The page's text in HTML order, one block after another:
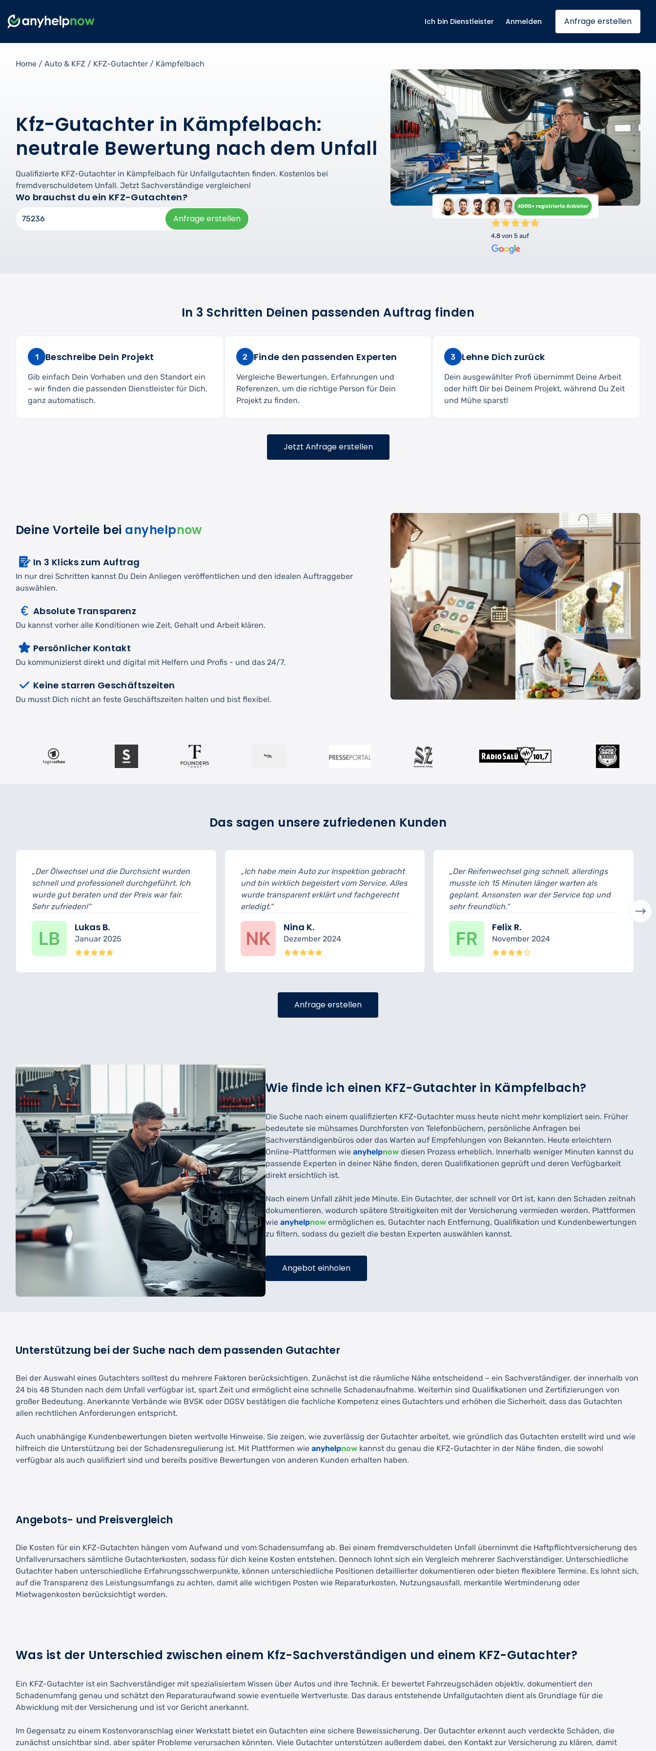
Ich bin Dienstleister Anmelden Anfrage erstellen
Home / Auto & KFZ / KFZ-Gutachter / Kämpfelbach
Kfz-Gutachter in Kämpfelbach:
neutrale Bewertung nach dem Unfall
Qualifizierte KFZ-Gutachter in Kämpfelbach für Unfallgutachten finden. Kostenlos bei
fremdverschuldetem Unfall. Jetzt Sachverständige vergleichen!
Wo brauchst du ein KFZ-Gutachten?
Anfrage erstellen
4,8 von 5 auf
In 3 Schritten Deinen passenden Auftrag finden
1 Beschreibe Dein Projekt
Gib einfach Dein Vorhaben und den Standort ein
– wir finden die passenden Dienstleister für Dich,
ganz automatisch.
2 Finde den passenden Experten
Vergleiche Bewertungen, Erfahrungen und
Referenzen, um die richtige Person für Dein
Projekt zu finden.
3 Lehne Dich zurück
Dein ausgewählter Profi übernimmt Deine Arbeit
oder hilft Dir bei Deinem Projekt, während Du Zeit
und Mühe sparst!
Jetzt Anfrage erstellen
Deine Vorteile bei anyhelpnow
In 3 Klicks zum Auftrag
In nur drei Schritten kannst Du Dein Anliegen veröffentlichen und den idealen Auftraggeber
auswählen.
Absolute Transparenz
Du kannst vorher alle Konditionen wie Zeit, Gehalt und Arbeit klären.
Persönlicher Kontakt
Du kommunizierst direkt und digital mit Helfern und Profis - und das 24/7.
Keine starren Geschäftszeiten
Du musst Dich nicht an feste Geschäftszeiten halten und bist flexibel.
Das sagen unsere zufriedenen Kunden
und die Durchsicht wurden
durchgeführt. Ich
und der Preis war fair.
„Ich habe mein Auto zur Inspektion gebracht
und bin wirklich begeistert vom Service. Alles
wurde transparent erklärt und fachgerecht
Dezember 2024
„Der Reifenwechsel ging schnell, allerdings
musste ich 15 Minuten länger warten als
geplant. Ansonsten war der Service top und
November 2024
„Meine Bremsen
ich konnte das Auto
abholen. Der
verständlich erklärt.
Anfrage erstellen
Wie finde ich einen KFZ-Gutachter in Kämpfelbach?
Die Suche nach einem qualifizierten KFZ-Gutachter muss heute nicht mehr kompliziert sein. Früher
bedeutete sie mühsames Durchforsten von Telefonbüchern, persönliche Anfragen bei
Sachverständigenbüros oder das Warten auf Empfehlungen von Bekannten. Heute erleichtern
Online-Plattformen wie anyhelpnow diesen Prozess erheblich. Innerhalb weniger Minuten kannst du
passende Experten in deiner Nähe finden, deren Qualifikationen geprüft und deren Verfügbarkeit
direkt ersichtlich ist.
Nach einem Unfall zählt jede Minute. Ein Gutachter, der schnell vor Ort ist, kann den Schaden zeitnah
dokumentieren, wodurch spätere Streitigkeiten mit der Versicherung vermieden werden. Plattformen
wie anyhelpnow ermöglichen es, Gutachter nach Entfernung, Qualifikation und Kundenbewertungen
zu filtern, sodass du gezielt die besten Experten auswählen kannst.
Angebot einholen
Unterstützung bei der Suche nach dem passenden Gutachter
Bei der Auswahl eines Gutachters solltest du mehrere Faktoren berücksichtigen. Zunächst ist die räumliche Nähe entscheidend – ein Sachverständiger, der innerhalb von
24 bis 48 Stunden nach dem Unfall verfügbar ist, spart Zeit und ermöglicht eine schnelle Schadenaufnahme. Weiterhin sind Qualifikationen und Zertifizierungen von
großer Bedeutung. Anerkannte Verbände wie BVSK oder DGSV bestätigen die fachliche Kompetenz eines Gutachters und erhöhen die Sicherheit, dass das Gutachten
allen rechtlichen Anforderungen entspricht.
Auch unabhängige Kundenbewertungen bieten wertvolle Hinweise. Sie zeigen, wie zuverlässig der Gutachter arbeitet, wie gründlich das Gutachten erstellt wird und wie
hilfreich die Unterstützung bei der Schadensregulierung ist. Mit Plattformen wie anyhelpnow kannst du genau die KFZ-Gutachter in der Nähe finden, die sowohl
verfügbar als auch qualifiziert sind und bereits positive Bewertungen von anderen Kunden erhalten haben.
Angebots- und Preisvergleich
Die Kosten für ein KFZ-Gutachten hängen vom Aufwand und vom Schadensumfang ab. Bei einem fremdverschuldeten Unfall übernimmt die Haftpflichtversicherung des
Unfallverursachers sämtliche Gutachterkosten, sodass für dich keine Kosten entstehen. Dennoch lohnt sich ein Vergleich mehrerer Sachverständiger. Unterschiedliche
Gutachter haben unterschiedliche Erfahrungsschwerpunkte, können unterschiedliche Positionen detaillierter dokumentieren oder bieten flexiblere Termine. Es lohnt sich,
auf die Transparenz des Leistungsumfangs zu achten, damit alle wichtigen Posten wie Reparaturkosten, Nutzungsausfall, merkantile Wertminderung oder
Mietwagenkosten berücksichtigt werden.
Was ist der Unterschied zwischen einem Kfz-Sachverständigen und einem KFZ-Gutachter?
Ein KFZ-Gutachter ist ein Sachverständiger mit spezialisiertem Wissen über Autos und ihre Technik. Er bewertet Fahrzeugschäden objektiv, dokumentiert den
Schadenumfang genau und schätzt den Reparaturaufwand sowie eventuelle Wertverluste. Das daraus entstehende Unfallgutachten dient als Grundlage für die
Abwicklung mit der Versicherung und ist vor Gericht anerkannt.
Im Gegensatz zu einem Kostenvoranschlag einer Werkstatt bietet ein Gutachten eine sichere Beweissicherung. Der Gutachter erkennt auch verdeckte Schäden, die
zunächst unsichtbar sind, aber später Probleme verursachen könnten. Viele Gutachter unterstützen außerdem dabei, den Kontakt zur Versicherung zu klären, damit